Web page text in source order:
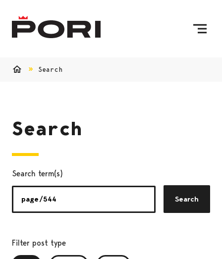
Search
Search
Search term(s)
Search
Filter post type